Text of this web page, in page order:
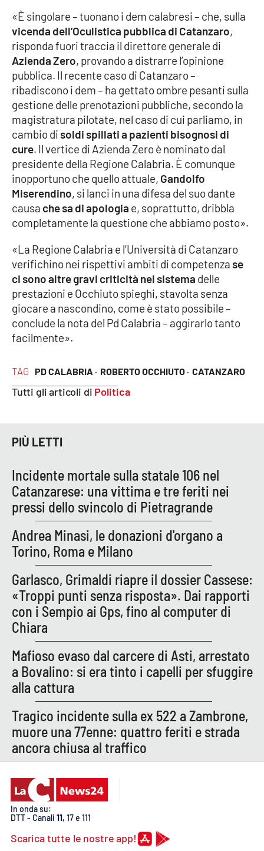
RUBRICHE
Good Morning Vietnam
Parchi Marini Calabria
Leggendo Alvaro insieme
Imprese Di Calabria
Le perfidie di Antonella Grippo
Venti di comunicazione
LaC TV
LaC Network
LaC OnAir
LOCALI
Catanzaro
Reggio Calabria
Cosenza
Lamezia Terme
PROGETTI
SPECIALI
Buona Sanità Calabria
LA
CALABRIAVISIONE
Destinazioni
Eventi
Food
Storie
LAC
TAG PD CALABRIA · ROBERTO OCCHIUTO · CATANZARO
Tutti gli articoli di Politica
«È singolare – tuonano i dem calabresi – che, sulla
vicenda dell’Oculistica pubblica di Catanzaro,
risponda fuori traccia il direttore generale di
Azienda Zero, provando a distrarre l’opinione
pubblica. Il recente caso di Catanzaro –
ribadiscono i dem – ha gettato ombre pesanti sulla
gestione delle prenotazioni pubbliche, secondo la
magistratura pilotate, nel caso di cui parliamo, in
cambio disoldi spillati a pazienti bisognosi di
cure. Il vertice di Azienda Zero è nominato dal
presidente della Regione Calabria. È comunque
inopportuno che quello attuale, Gandolfo
Miserendino, si lanci in una difesa del suo dante
causa che sa di apologia e, soprattutto, dribbla
completamente la questione che abbiamo posto».
«La Regione Calabria e l’Università di Catanzaro
verifichino nei rispettivi ambiti di competenzase
ci sono altre gravi criticità nel sistema delle
prestazioni e Occhiuto spieghi, stavolta senza
giocare a nascondino, come è stato possibile –
conclude la nota del Pd Calabria – aggirarlo tanto
facilmente».
PIÙ LETTI
Incidente mortale sulla statale 106 nel
Catanzarese: una vittima e tre feriti nei
pressi dello svincolo di Pietragrande
Andrea Minasi, le donazioni d'organo a
Torino, Roma e Milano
Garlasco, Grimaldi riapre il dossier Cassese:
«Troppi punti senza risposta». Dai rapporti
con i Sempio ai Gps, fino al computer di
Chiara
Mafioso evaso dal carcere di Asti, arrestato
a Bovalino: si era tinto i capelli per sfuggire
alla cattura
Tragico incidente sulla ex 522 a Zambrone,
muore una 77enne: quattro feriti e strada
ancora chiusa al traffico
In onda su:
DTT - Canali 11, 17 e 111
Scarica tutte le nostre app!